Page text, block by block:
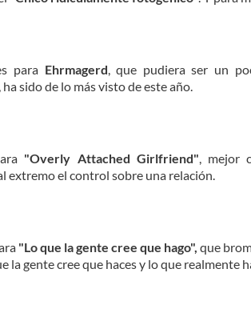
para Ehrmagerd , que pudiera ser un
sido de lo más visto de este año.
"Overly Attached Girlfriend" , mejor
extremo el control sobre una relación.
"Lo que la gente cree que hago", que
la gente cree que haces y lo que realmente